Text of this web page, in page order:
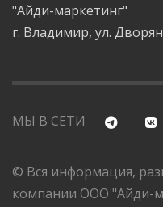
"Айди-маркетинг"
г. Владимир, ул.
МЫ В СЕТИ
© Вся информация,
компании ООО "Айди-